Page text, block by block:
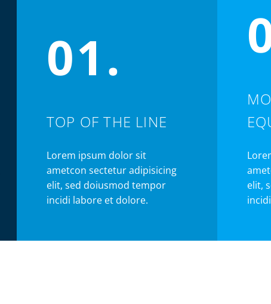
01.
TOP OF THE LINE
Lorem ipsum dolor sit
ametcon sectetur adipisicing
elit, sed doiusmod tempor
incidi labore et dolore.
elit,